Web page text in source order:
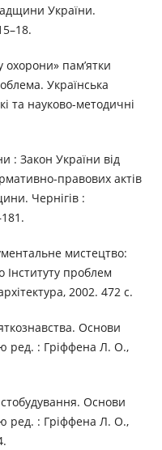
України.
пам’ятки
Українська
та науково-методичні
: Закон України від
правових актів
Чернігів :
мистецтво:
Інституту проблем
2002. 472 с.
Основи
ред. : Гріффена Л. О.,
Основи
ред. : Гріффена Л. О.,